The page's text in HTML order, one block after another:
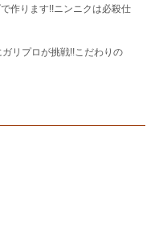
作ります!!ニンニクは必殺仕
リプロが挑戦!!こだわりの